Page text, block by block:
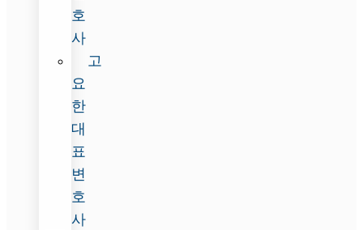
호
사
고
요
한
대
표
변
호
사